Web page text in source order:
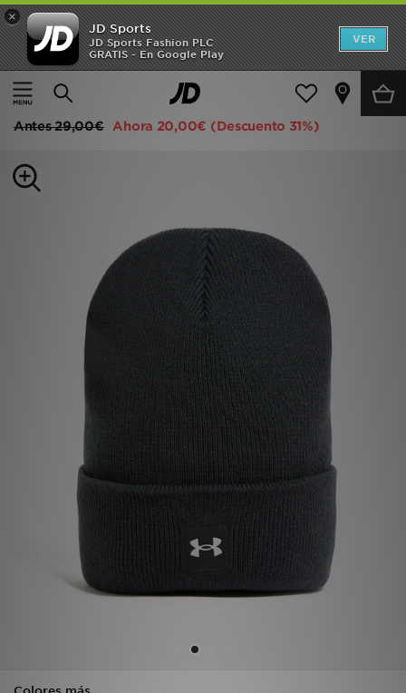
×
JD Sports
JD Sports Fashion PLC
GRATIS - En Google Play
VER
Página principal
Mujer Accesorios de mujer Gorros
Under Armour gorro Halftime Cuff
Antes29,00€ Ahora 20,00€ (Descuento 31%)
Hombre
Mujer
Estilo
Deportes & Fitness